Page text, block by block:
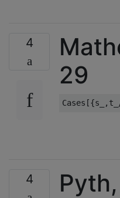
4
29
4